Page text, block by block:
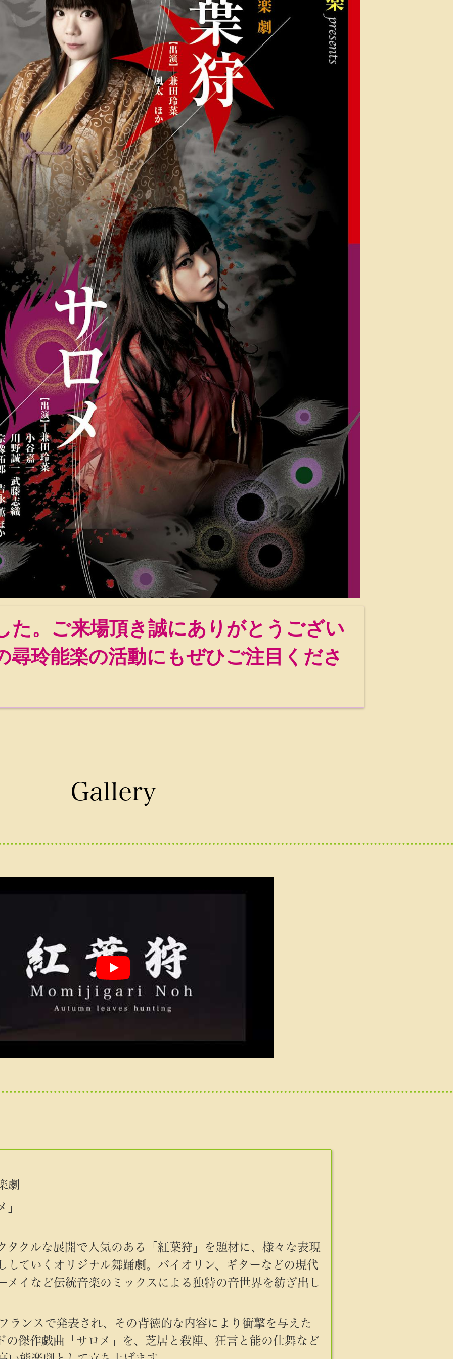
た。ご来場頂き誠にありがとうござい
尋玲能楽の活動にもぜひご注目くださ
Gallery
劇
タクルな展開で人気のある「紅葉狩」を題材に、様々な表現
していくオリジナル舞踊劇。バイオリン、ギターなどの現代
メイなど伝統音楽のミックスによる独特の音世界を紡ぎ出し
ランスで発表され、その背徳的な内容により衝撃を与えた
の傑作戯曲「サロメ」を、芝居と殺陣、狂言と能の仕舞など